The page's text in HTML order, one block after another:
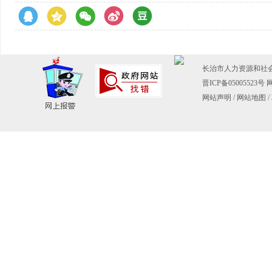
长治市人力资源和社
晋ICP备05005523号
网站声明 / 网站地图 /